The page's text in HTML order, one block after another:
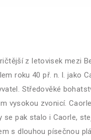
z letovisek mezi
roku 40 př. n. l. jako
Středověké
vysokou zvonicí.
pak stalo i Caorle,
s dlouhou písečnou